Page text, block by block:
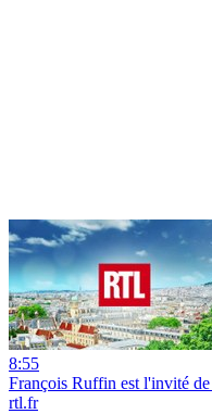
8:55
François Ruffin est l'invité
rtl.fr